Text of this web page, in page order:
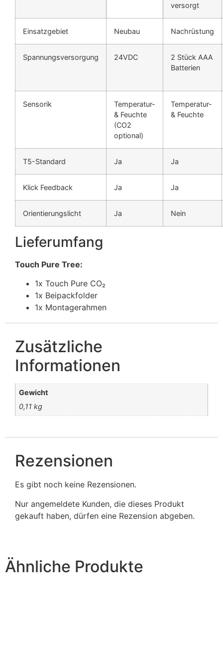
versorgt
Einsatzgebiet Neubau Nachrüstung
Spannungsversorgung 24VDC
2 Stück AAA
Batterien
Sensorik
Temperatur-
& Feuchte
(CO2
optional)
Temperatur-
& Feuchte
T5-Standard Ja Ja
Klick Feedback Ja Ja
Orientierungslicht Ja Nein
Lieferumfang
Touch Pure Tree:
1x Touch Pure CO₂
1x Beipackfolder
1x Montagerahmen
Zusätzliche
Informationen
Gewicht
0,11 kg
Rezensionen
Es gibt noch keine Rezensionen.
Nur angemeldete Kunden, die dieses Produkt
gekauft haben, dürfen eine Rezension abgeben.
Ähnliche Produkte